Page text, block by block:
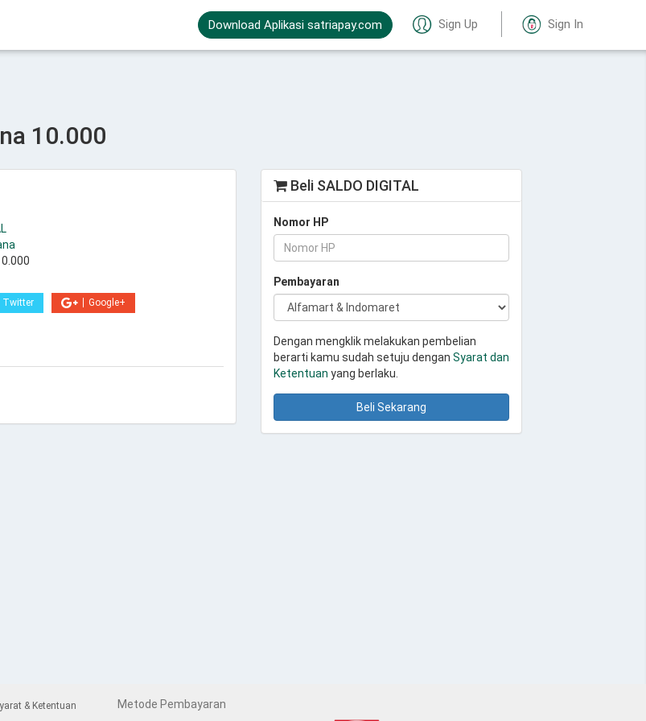
Download Aplikasi satriapay.com Sign Up Sign In
10.000
Twitter Google+
Beli SALDO DIGITAL
Nomor HP
Pembayaran
Dengan mengklik melakukan pembelian
berarti kamu sudah setuju dengan Syarat dan
Ketentuan yang berlaku.
Beli Sekarang
& Ketentuan Metode Pembayaran